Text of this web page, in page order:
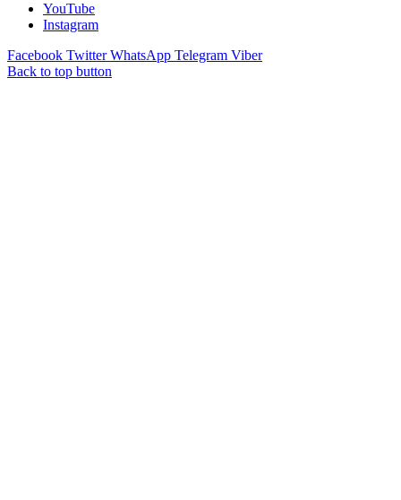
YouTube
Instagram
Facebook Twitter WhatsApp Telegram Viber
Back to top button